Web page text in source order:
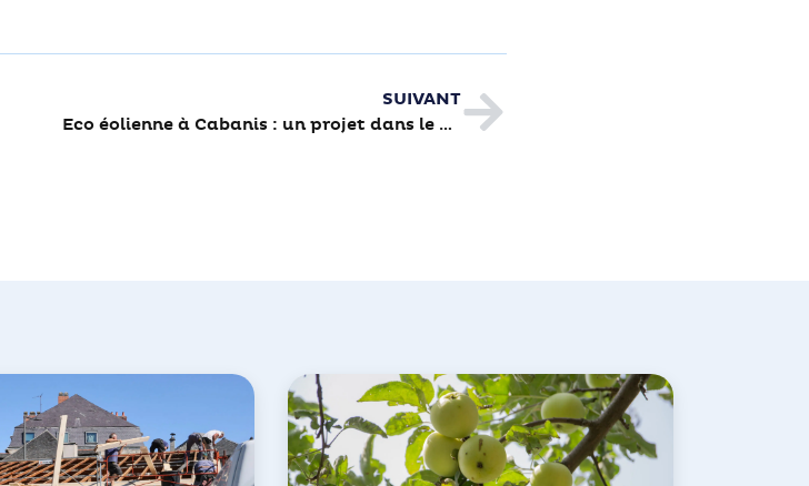
SUIVANT
Eco éolienne à Cabanis : un projet dans le vent